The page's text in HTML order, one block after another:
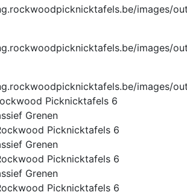
Picknicktafels 6
Grenen
Picknicktafels 6
Grenen
Picknicktafels 6
Grenen
Picknicktafels 6